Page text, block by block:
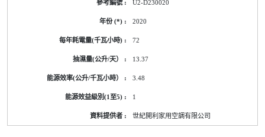
U2-D230020
2020
72
13.37
3.48
1
世紀開利家用空調有限公司